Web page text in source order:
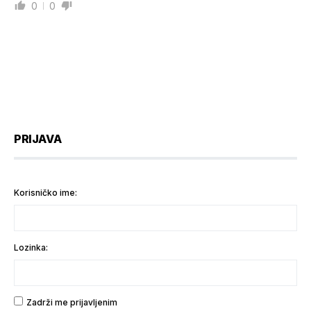
0 0
PRIJAVA
Korisničko ime:
Lozinka:
Zadrži me prijavljenim